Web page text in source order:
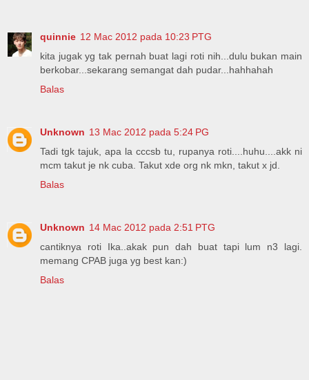
quinnie 12 Mac 2012 pada 10:23 PTG
kita jugak yg tak pernah buat lagi roti nih...dulu bukan main
berkobar...sekarang semangat dah pudar...hahhahah
Balas
Unknown 13 Mac 2012 pada 5:24 PG
Tadi tgk tajuk, apa la cccsb tu, rupanya roti....huhu....akk ni
mcm takut je nk cuba. Takut xde org nk mkn, takut x jd.
Balas
Unknown 14 Mac 2012 pada 2:51 PTG
cantiknya roti Ika..akak pun dah buat tapi lum n3 lagi.
memang CPAB juga yg best kan:)
Balas